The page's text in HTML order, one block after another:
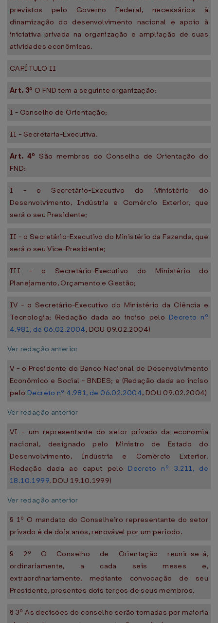
previstos pelo Governo Federal, necessários à
dinamização do desenvolvimento nacional e apoio à
iniciativa privada na organização e ampliação de suas
atividades econômicas.
CAPÍTULO II
Art. 3º O FND tem a seguinte organização:
I - Conselho de Orientação;
II - Secretaria-Executiva.
Art. 4º São membros do Conselho de Orientação do
FND:
I - o Secretário-Executivo do Ministério do
Desenvolvimento, Indústria e Comércio Exterior, que
será o seu Presidente;
II - o Secretário-Executivo do Ministério da Fazenda, que
será o seu Vice-Presidente;
III - o Secretário-Executivo do Ministério do
Planejamento, Orçamento e Gestão;
IV - o Secretário-Executivo do Ministério da Ciência e
Tecnologia; (Redação dada ao inciso pelo Decreto nº
4.981, de 06.02.2004, DOU 09.02.2004)
Ver redação anterior
V - o Presidente do Banco Nacional de Desenvolvimento
Econômico e Social - BNDES; e (Redação dada ao inciso
pelo Decreto nº 4.981, de 06.02.2004, DOU 09.02.2004)
Ver redação anterior
VI - um representante do setor privado da economia
nacional, designado pelo Ministro de Estado do
Desenvolvimento, Indústria e Comércio Exterior.
(Redação dada ao caput pelo Decreto nº 3.211, de
18.10.1999, DOU 19.10.1999)
Ver redação anterior
§ 1º O mandato do Conselheiro representante do setor
privado é de dois anos, renovável por um período.
§ 2º O Conselho de Orientação reunir-se-á,
ordinariamente, a cada seis meses e,
extraordinariamente, mediante convocação de seu
Presidente, presentes dois terços de seus membros.
§ 3º As decisões do conselho serão tomadas por maioria